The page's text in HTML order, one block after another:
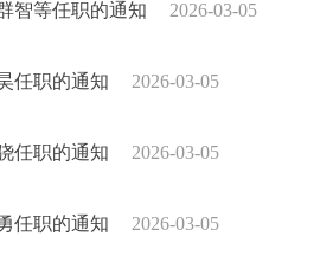
智等任职的通知 2026-03-05
任职的通知 2026-03-05
任职的通知 2026-03-05
任职的通知 2026-03-05